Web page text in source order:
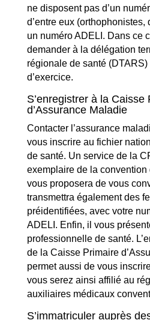
ne disposent pas d’un
d’entre eux (orthophonistes,
un numéro ADELI. Dans ce
demander à la délégation
régionale de santé
d’exercice.
S’enregistrer à la Caisse
d’Assurance Maladie
Contacter l’assurance
vous inscrire au fichier
de santé. Un service de la
exemplaire de la convention
vous proposera de vous
transmettra également des
préidentifiées, avec votre
ADELI. Enfin, il vous
professionnelle de santé.
de la Caisse Primaire
permet aussi de vous
vous serez ainsi affilié au
auxiliaires médicaux
S’immatriculer auprès